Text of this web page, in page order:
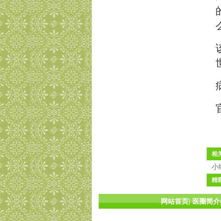
相
小
精
网站首页|医圈简介